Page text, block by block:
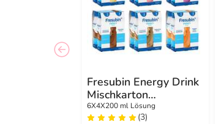
Fresubin Energy Drink
Mischkarton
Trinkflasche
6X4X200 ml Lösung
(3)